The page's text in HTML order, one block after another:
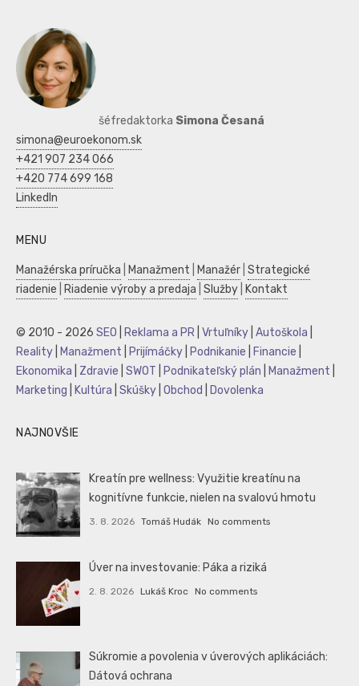
šéfredaktorka Simona Česaná
simona@euroekonom.sk
+421 907 234 066
+420 774 699 168
LinkedIn
MENU
Manažérska príručka Manažment Manažér Strategické
riadenie
Riadenie výroby a predaja Služby Kontakt
© 2010 - 2026 SEO Reklama a PR Vrtuľníky Autoškola
Reality
Manažment Prijímáčky Podnikanie Financie
Ekonomika
Zdravie SWOT Podnikateľský plán Manažment
Marketing
Kultúra Skúšky Obchod Dovolenka
NAJNOVŠIE
Kreatín pre wellness: Využitie kreatínu na
kognitívne funkcie, nielen na svalovú hmotu
3. 8. 2026 Tomáš Hudák No comments
Úver na investovanie: Páka a riziká
2. 8. 2026 Lukáš Kroc No comments
Súkromie a povolenia v úverových aplikáciách:
Dátová ochrana